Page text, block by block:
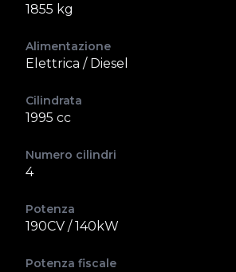
1855 kg
Alimentazione
Elettrica / Diesel
Cilindrata
1995 cc
Numero cilindri
4
Potenza
190CV / 140kW
Potenza fiscale